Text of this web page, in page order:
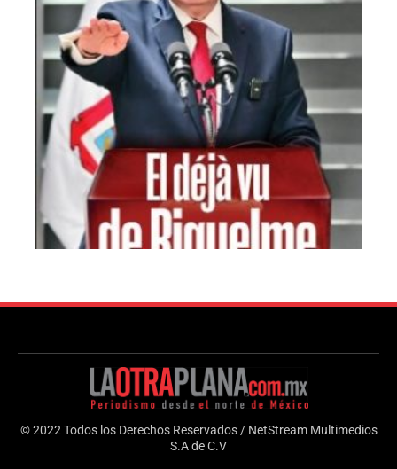
© 2022 Todos los Derechos Reservados / NetStream Multimedios
S.A de C.V